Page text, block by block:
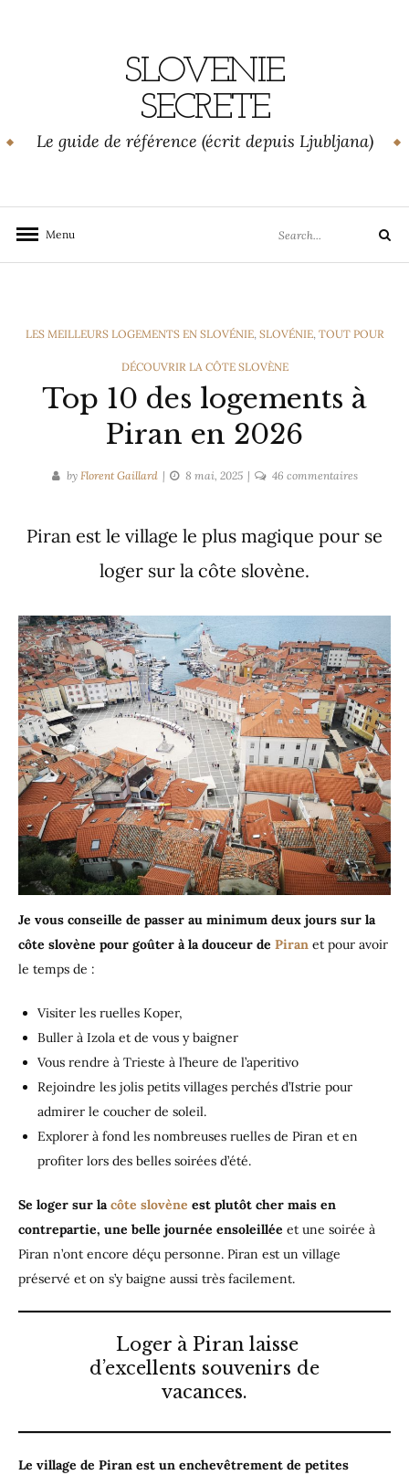
SLOVENIE
SECRETE
Le guide de référence (écrit depuis Ljubljana)
Menu
for:
Search
CATEGORIES
LES MEILLEURS LOGEMENTS EN SLOVÉNIE, SLOVÉNIE, TOUT POUR
DÉCOUVRIR LA CÔTE SLOVÈNE
Top 10 des logements à
Piran en 2026
by Florent Gaillard 8 mai, 2025 46 commentairessur
des
en
Piran est le village le plus magique pour se
loger sur la côte slovène.
Je vous conseille de passer au minimum deux jours sur la
côte slovène pour goûter à la douceur de Piran et pour avoir
le temps de :
Visiter les ruelles Koper,
Buller à Izola et de vous y baigner
Vous rendre à Trieste à l’heure de l’aperitivo
Rejoindre les jolis petits villages perchés d’Istrie pour
admirer le coucher de soleil.
Explorer à fond les nombreuses ruelles de Piran et en
profiter lors des belles soirées d’été.
Se loger sur lacôte slovène est plutôt cher mais en
contrepartie, une belle journée ensoleillée et une soirée à
Piran n’ont encore déçu personne. Piran est un village
préservé et on s’y baigne aussi très facilement.
Loger à Piran laisse
d’excellents souvenirs de
vacances.
Le village de Piran est un enchevêtrement de petites